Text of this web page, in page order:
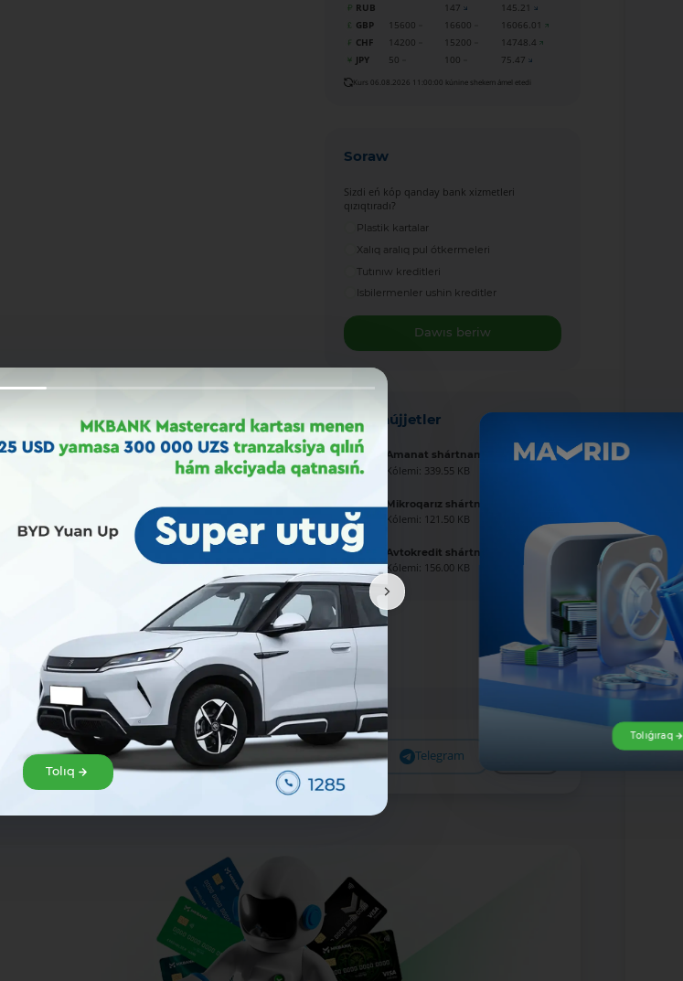
RUB
147
145.21
GBP
15600 16600
16066.01
CHF
14200 15200
14748.4
JPY
50 100 75.47
Kurs 06.08.2026 11:00:00 kúnine shekem ámel etedi
Soraw
Sizdi eń kóp qanday bank xizmetleri
qızıqtıradı?
Plastik kartalar
Xalıq aralıq pul ótkermeleri
Tutınıw kreditleri
Isbilermenler ushin kreditler
Dawıs beriw
Jańa hújjetler
Amanat shártnaması úlgisi
Kólemi: 339.55 KB
Mikroqarız shártnaması úlgisi
Kólemi: 121.50 KB
Avtokredit shártnaması úlgisi
Kólemi: 156.00 KB
Bólisiw: Telegram
Tolıq
Tolıǵıraq